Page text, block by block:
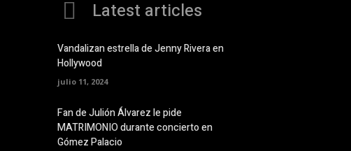
Latest articles
Vandalizan estrella de Jenny Rivera en
Hollywood
julio 11, 2024
Fan de Julión Álvarez le pide
MATRIMONIO durante concierto en
Gómez Palacio